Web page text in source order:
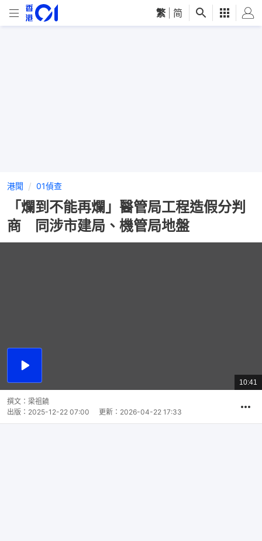
繁 简
港聞 01偵查
「爛到不能再爛」醫管局工程造假分判
商 同涉市建局、機管局地盤
播
總
共
間
10:41
撰文： 梁祖饒
出版： 2025-12-22 07:00 更新： 2026-04-22 17:33